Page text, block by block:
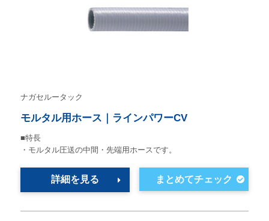
ナガセルータック
モルタル用ホース｜ラインパワーCV
■特長
・モルタル圧送の中間・先端用ホースです。
詳細を見る